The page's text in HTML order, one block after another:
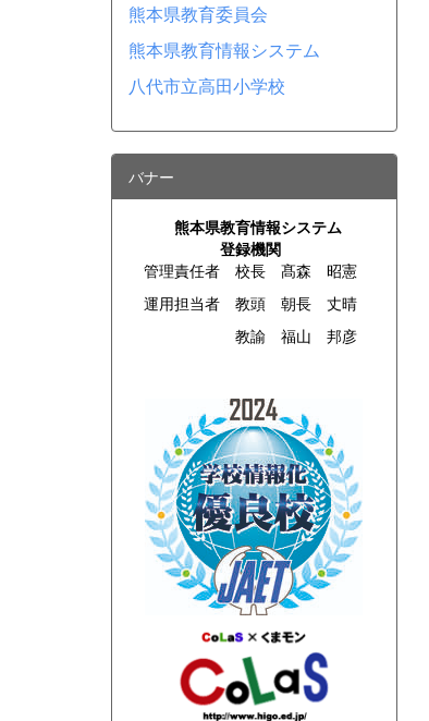
熊本県教育委員会
熊本県教育情報システム
八代市立高田小学校
バナー
熊本県教育情報システム
登録機関
管理責任者 校長 髙森 昭憲
運用担当者 教頭 朝長 丈晴
教諭 福山 邦彦